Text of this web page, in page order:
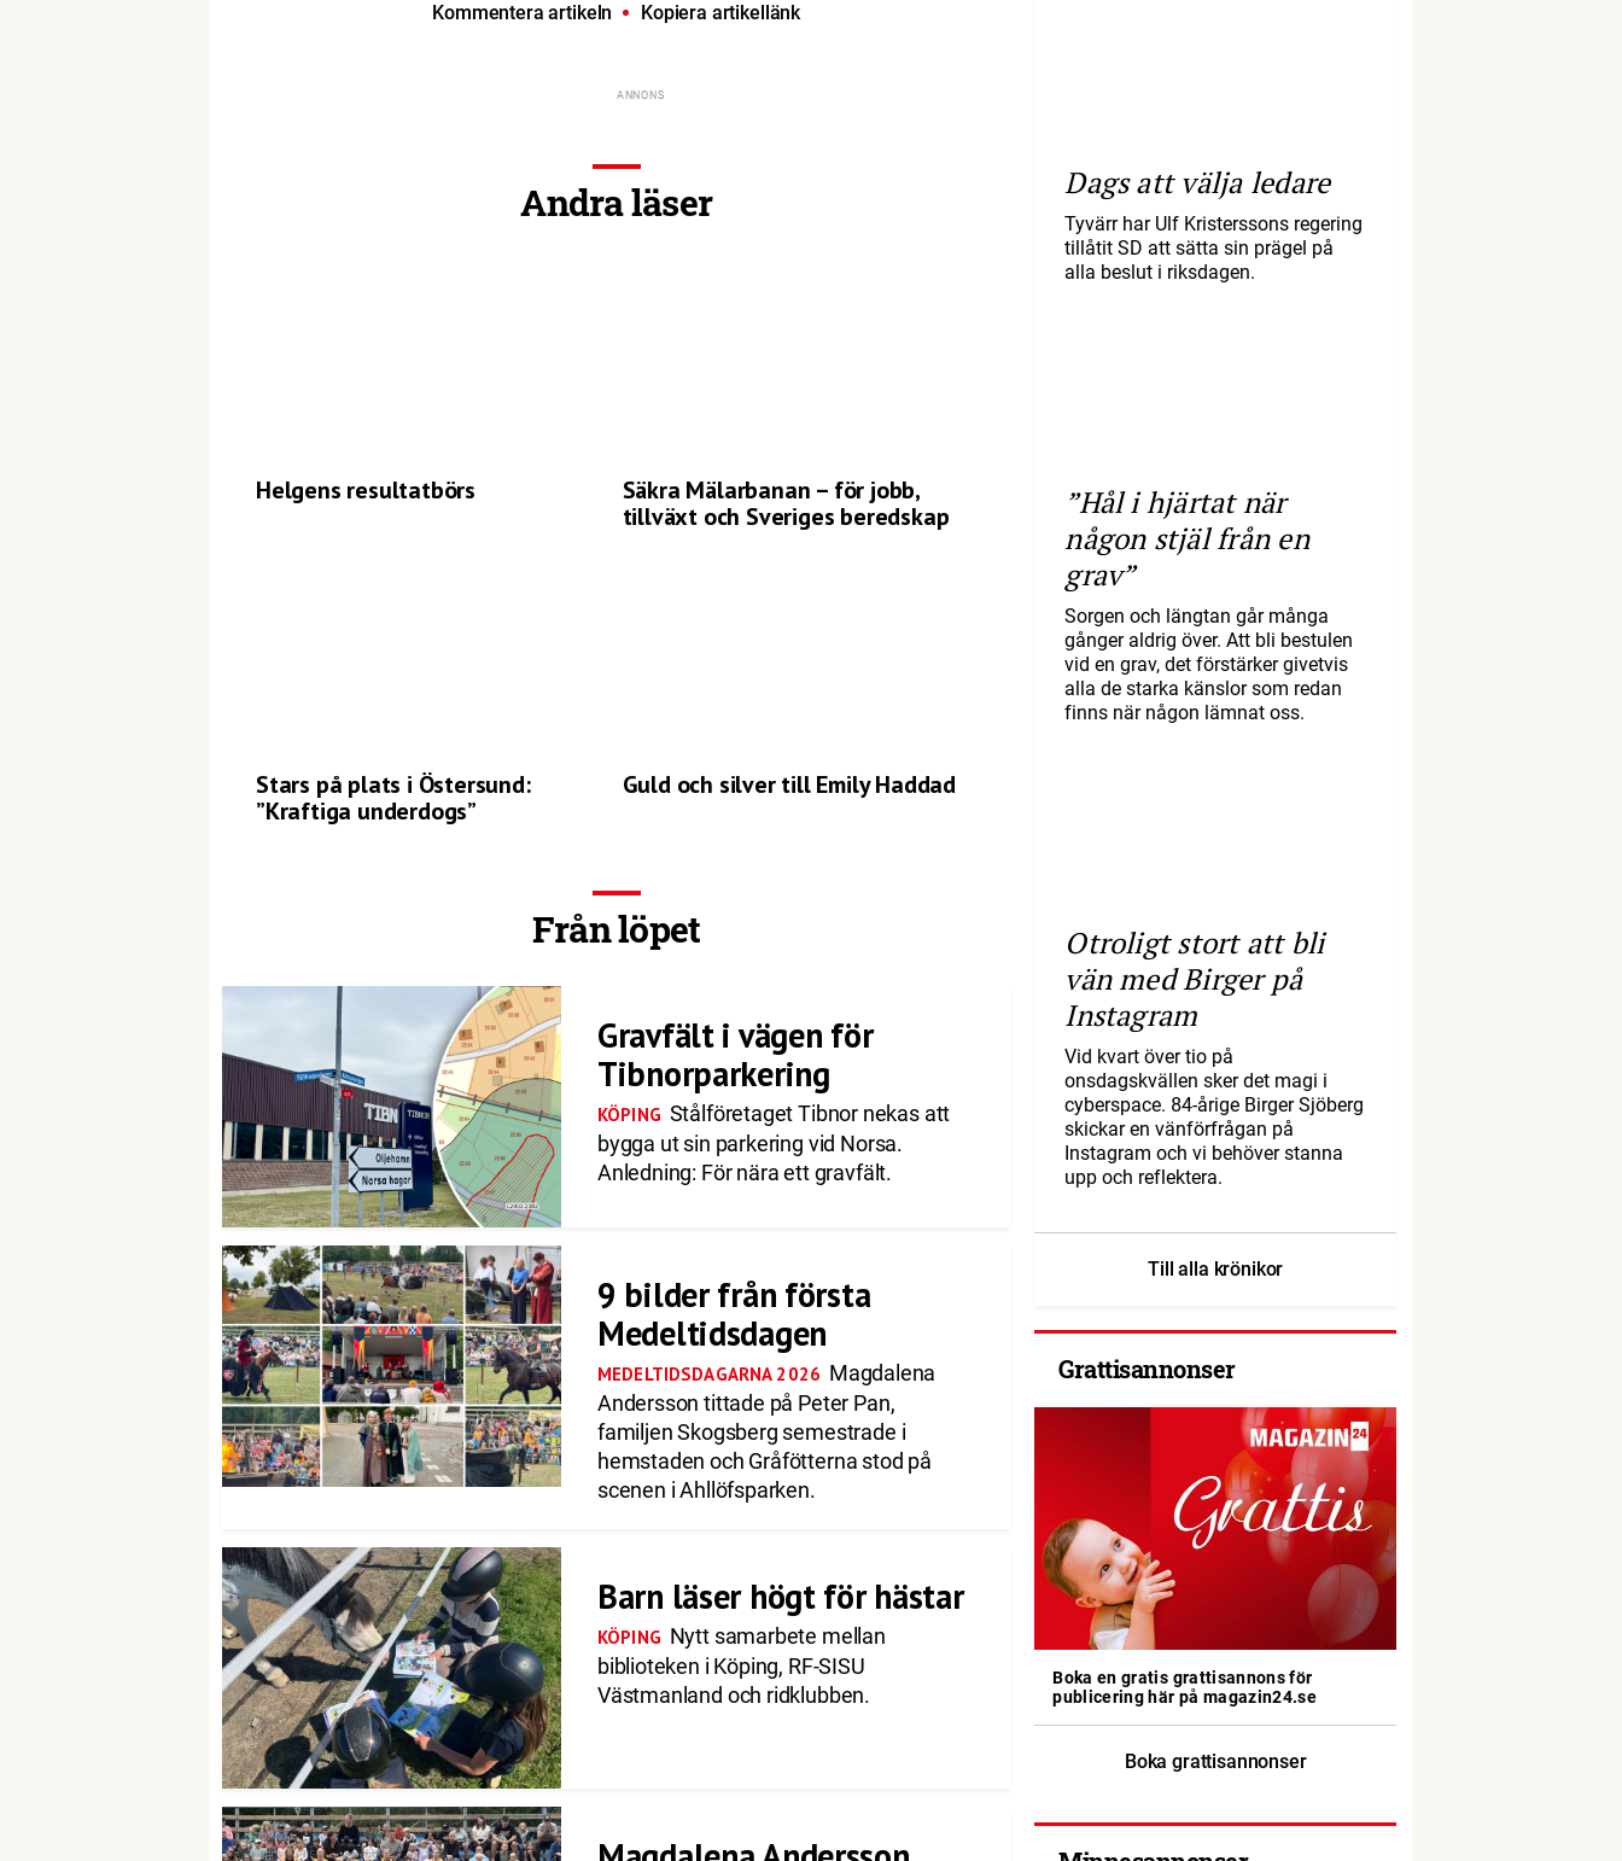
Kommentera artikeln Kopiera artikellänk
Andra läser
Helgens resultatbörs
Säkra Mälarbanan – för jobb,
tillväxt och Sveriges beredskap
Stars på plats i Östersund:
”Kraftiga underdogs”
Guld och silver till Emily Haddad
Från löpet
Gravfält i vägen för
Tibnorparkering
KÖPING Stålföretaget Tibnor nekas att
bygga ut sin parkering vid Norsa.
Anledning: För nära ett gravfält.
9 bilder från första
Medeltidsdagen
MEDELTIDSDAGARNA 2026 Magdalena
Andersson tittade på Peter Pan,
familjen Skogsberg semestrade i
hemstaden och Gråfötterna stod på
scenen i Ahllöfsparken.
Barn läser högt för hästar
KÖPING Nytt samarbete mellan
biblioteken i Köping, RF-SISU
Västmanland och ridklubben.
Dags att välja ledare
Tyvärr har Ulf Kristerssons regering
tillåtit SD att sätta sin prägel på
alla beslut i riksdagen.
”Hål i hjärtat när
någon stjäl från en
grav”
Sorgen och längtan går många
gånger aldrig över. Att bli bestulen
vid en grav, det förstärker givetvis
alla de starka känslor som redan
finns när någon lämnat oss.
Otroligt stort att bli
vän med Birger på
Instagram
Vid kvart över tio på
onsdagskvällen sker det magi i
cyberspace. 84-årige Birger Sjöberg
skickar en vänförfrågan på
Instagram och vi behöver stanna
upp och reflektera.
Till alla krönikor
Grattisannonser
Boka en gratis grattisannons för
publicering här på magazin24.se
Boka grattisannonser